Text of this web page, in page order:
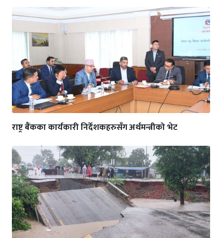
राष्ट्र बैंकका कार्यकारी निर्देशकहरुसँग अर्थमन्त्रीको भेट